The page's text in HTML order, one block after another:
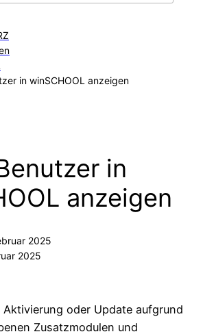
in winSCHOOL anzeigen
in
anzeigen
2025
2025
Aktivierung oder Update aufgrund
Zusatzmodulen und